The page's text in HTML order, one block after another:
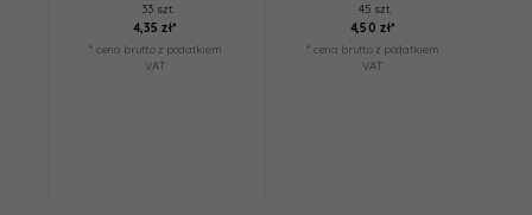
33 szt.
4,35 zł*
* cena brutto z podatkiem
VAT
45 szt.
4,50 zł*
* cena brutto z podatkiem
VAT